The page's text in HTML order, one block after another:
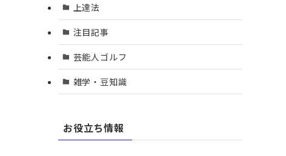
上達法
注目記事
芸能人ゴルフ
雑学・豆知識
お役立ち情報